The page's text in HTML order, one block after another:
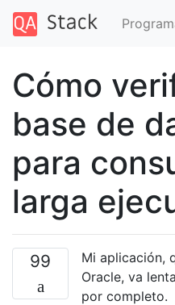
Cómo
base de
para
larga
99
Mi aplicación,
Oracle, va
por completo.